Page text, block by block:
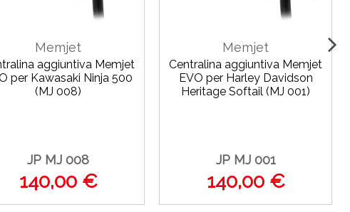
Memjet
aggiuntiva Memjet
per Kawasaki Ninja 500
(MJ 008)
JP MJ 008
140,00 €
Memjet
Centralina aggiuntiva Memjet
EVO per Harley Davidson
Heritage Softail (MJ 001)
JP MJ 001
140,00 €